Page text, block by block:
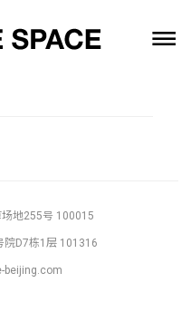
地255号 100015
院D7栋1层 101316
beijing.com